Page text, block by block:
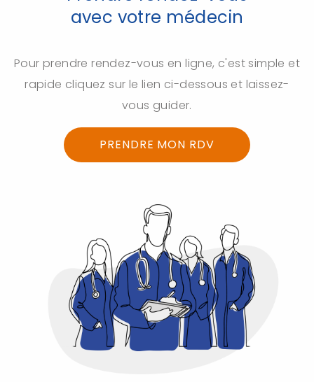
avec votre médecin
Pour prendre rendez-vous en ligne, c'est simple et
rapide cliquez sur le lien ci-dessous et laissez-
vous guider.
PRENDRE MON RDV